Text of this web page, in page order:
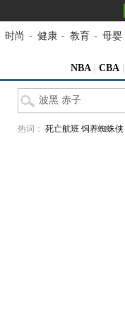
时尚 - 健康 - 教育 - 母婴
NBA CBA
热词： 死亡航班 饲养蜘蛛侠